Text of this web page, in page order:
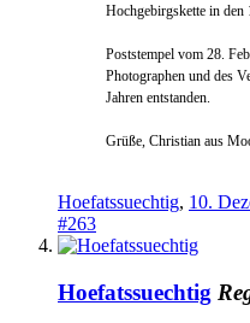
Hochgebirgskette in den
Poststempel vom 28.
Photographen und des
Jahren entstanden.
Grüße, Christian aus
Hoefatssuechtig, 10.
#263
Hoefatssuechtig